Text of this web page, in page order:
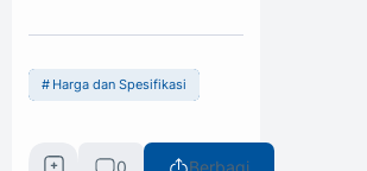
Harga dan Spesifikasi